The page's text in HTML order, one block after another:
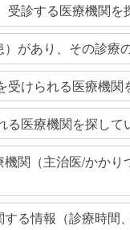
受診する医療機関を
があり、その診療
受けられる医療機関
る医療機関を探して
関（主治医/かか
る情報（診療時間